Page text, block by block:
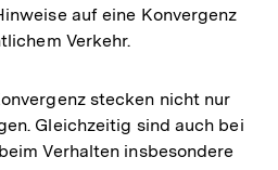
auf eine Konvergenz
Verkehr.
stecken nicht nur
Gleichzeitig sind auch bei
Verhalten insbesondere